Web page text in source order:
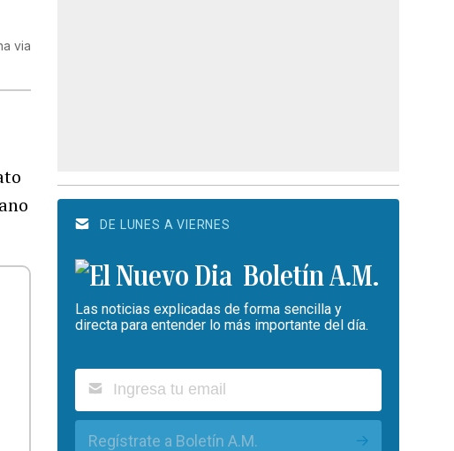
via
DE LUNES A VIERNES
Boletín A.M.
Las noticias explicadas de forma sencilla y
directa para entender lo más importante del día.
Regístrate a Boletín A.M.